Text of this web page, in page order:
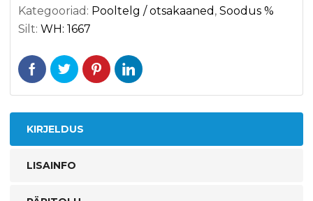
Kategooriad: Pooltelg / otsakaaned , Soodus %
Silt: WH: 1667
KIRJELDUS
LISAINFO